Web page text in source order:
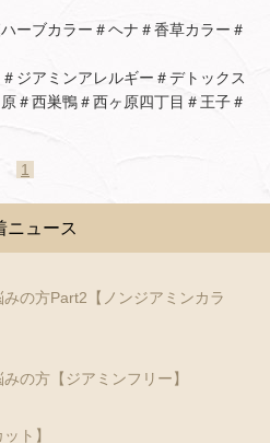
ーブカラー＃ヘナ＃香草カラー＃
ジアミンアレルギー＃デトックス
＃西巣鴨＃西ヶ原四丁目＃王子＃
1
ニュース
の方Part2【ノンジアミンカラ
の方【ジアミンフリー】
ト】